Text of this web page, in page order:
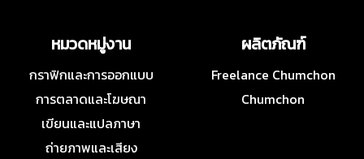
หมวดหมู่งาน
กราฟิกและการออกแบบ
การตลาดและโฆษณา
เขียนและแปลภาษา
ถ่ายภาพและเสียง
ผลิตภัณฑ์
Freelance Chumchon
Chumchon